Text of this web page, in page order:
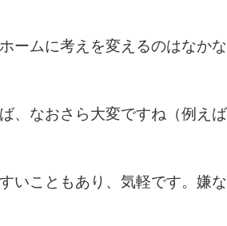
ームに考えを変えるのはなか
、なおさら大変ですね（例え
いこともあり、気軽です。嫌